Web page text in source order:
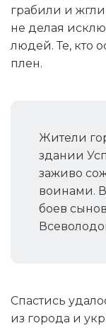
грабили и
не делая
людей. Те, кто
плен.
Жители
здании
заживо
воинами. В
боев
Спастись
из города и